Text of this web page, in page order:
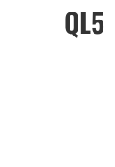
QL5